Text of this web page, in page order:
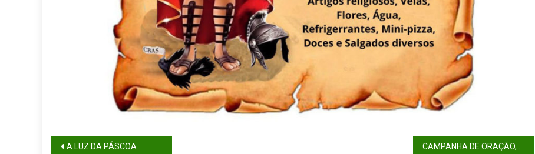
A LUZ DA PÁSCOA CAMPANHA DE ORAÇÃO, AS TALHAS DE CANÁ